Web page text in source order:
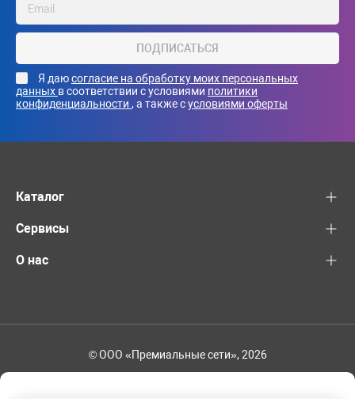
ПОДПИСАТЬСЯ
Я даюсогласие на обработку моих персональных
данных в соответствии с условиями политики
конфиденциальности , а также сусловиями оферты
Каталог
Сервисы
О нас
© ООО «Премиальные сети», 2026